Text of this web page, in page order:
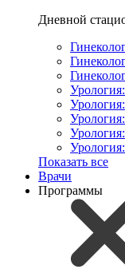
Дневной
Показать все
Врачи
Программы